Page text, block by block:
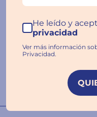
He leído y
privacidad
Ver más información
Privacidad.